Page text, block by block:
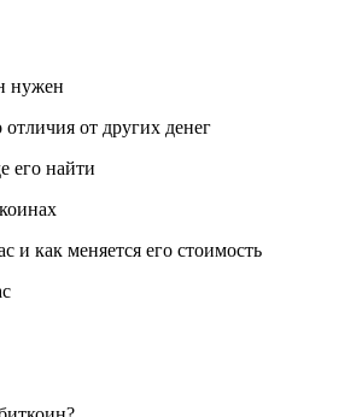
нужен
от других денег
его найти
и как меняется его стоимость